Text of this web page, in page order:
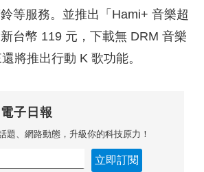
等服務。並推出「Hami+ 音樂超
台幣 119 元，下載無 DRM 音樂
將推出行動 K 歌功能。
子日報
題、網路動態，升級你的科技原力！
立即訂閱